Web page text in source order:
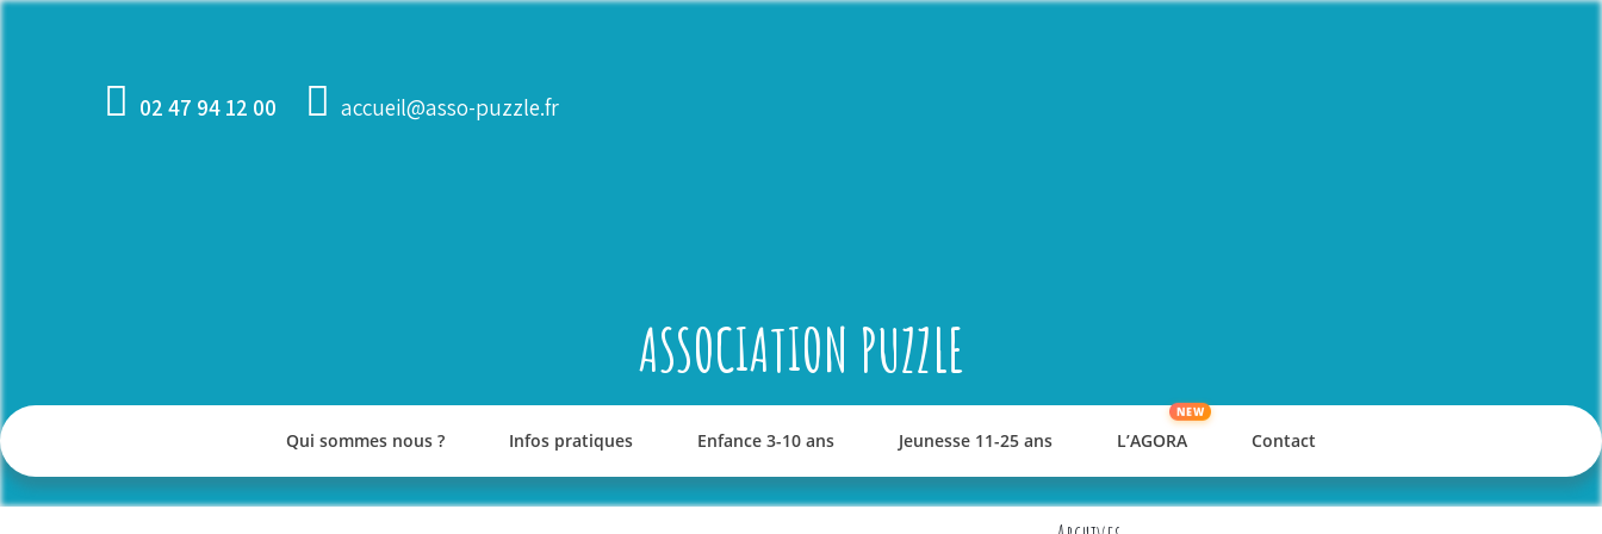
Skip
02 47 94 12 00 accueil@asso-puzzle.fr
ASSOCIATION PUZZLE
Qui sommes nous ? Infos pratiques Enfance 3-10 ans Jeunesse 11-25 ans L’AGORA Contact